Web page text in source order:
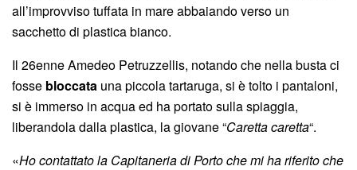
all’improvviso tuffata in mare abbaiando verso un
sacchetto di plastica bianco.
Il 26enne Amedeo Petruzzellis, notando che nella busta ci
fosse bloccata una piccola tartaruga, si è tolto i pantaloni,
si è immerso in acqua ed ha portato sulla spiaggia,
liberandola dalla plastica, la giovane “Caretta caretta“.
«Ho contattato la Capitaneria di Porto che mi ha riferito che